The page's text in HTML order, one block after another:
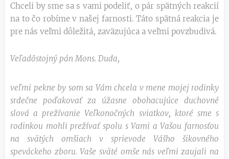
Chceli by sme sa s vami podeliť, o pár spätných reakcií
na to čo robíme v našej farnosti. Táto spätná reakcia je
pre nás veľmi dôležitá, zaväzujúca a veľmi povzbudivá.
Veľadôstojný pán Mons. Duda,
veľmi pekne by som sa Vám chcela v mene mojej rodinky
srdečne poďakovať za úžasne obohacujúce duchovné
slová a prežívanie Veľkonočných sviatkov, ktoré sme s
rodinkou mohli prežívať spolu s Vami a Vašou farnosťou
na svätých omšiach v sprievode Vášho šikovného
speváckeho zboru. Vaše sväté omše nás veľmi zaujali na